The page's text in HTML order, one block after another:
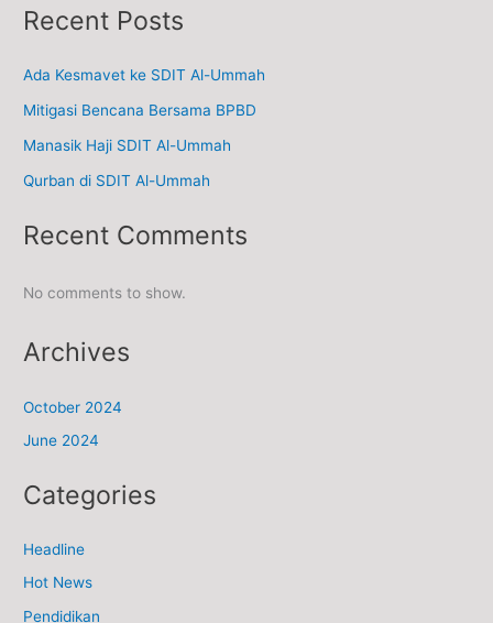
Recent Posts
Ada Kesmavet ke SDIT Al-Ummah
Mitigasi Bencana Bersama BPBD
Manasik Haji SDIT Al-Ummah
Qurban di SDIT Al-Ummah
Recent Comments
No comments to show.
Archives
October 2024
June 2024
Categories
Headline
Hot News
Pendidikan